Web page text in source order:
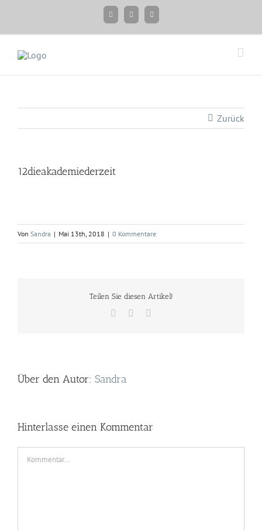
FacebookInstagramTwitter
Zurück
12dieakademiederzeit
Von Sandra | Mai 13th, 2018 | 0 Kommentare
Teilen Sie diesen Artikel!
Facebook
Twitter
Über den Autor: Sandra
Hinterlasse einen Kommentar
Kommentar